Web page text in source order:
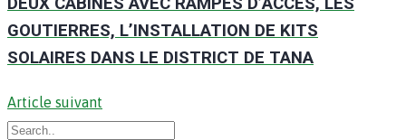
GOUTIERRES, L’INSTALLATION DE KITS
SOLAIRES DANS LE DISTRICT DE TANA
Article suivant